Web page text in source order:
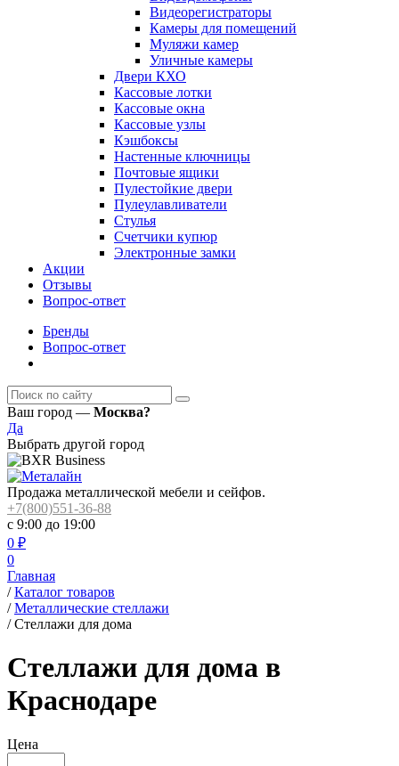
Видеорегистраторы
Камеры для помещений
Муляжи камер
Уличные камеры
Двери КХО
Кассовые лотки
Кассовые окна
Кассовые узлы
Кэшбоксы
Настенные ключницы
Почтовые ящики
Пулестойкие двери
Пулеулавливатели
Стулья
Счетчики купюр
Электронные замки
Акции
Отзывы
Вопрос-ответ
Бренды
Вопрос-ответ
Ваш город — Москва?
Да
Выбрать другой город
Продажа металлической мебели и сейфов.
+7(800)551-36-88
с 9:00 до 19:00
0 ₽
0
Главная
/ Каталог товаров
/ Металлические стеллажи
/ Стеллажи для дома
Стеллажи для дома в
Краснодаре
Цена